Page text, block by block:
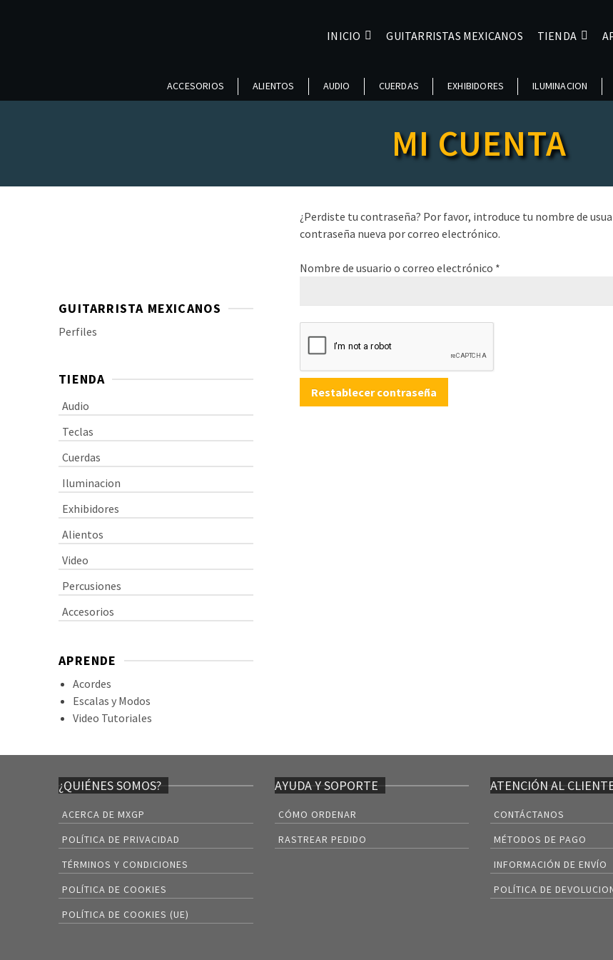
INICIO GUITARRISTAS MEXICANOS TIENDA
ACCESORIOS ALIENTOS AUDIO CUERDAS EXHIBIDORES ILUMINACION
MI CUENTA
¿Perdiste tu contraseña? Por favor, introduce tu nombre de
contraseña nueva por correo electrónico.
Nombre de usuario o correo electrónico *Obligatorio
Restablecer contraseña
GUITARRISTA MEXICANOS
Perfiles
TIENDA
Audio
Teclas
Cuerdas
Iluminacion
Exhibidores
Alientos
Video
Percusiones
Accesorios
APRENDE
Acordes
Escalas y Modos
Video Tutoriales
¿QUIÉNES SOMOS?
ACERCA DE MXGP
POLÍTICA DE PRIVACIDAD
TÉRMINOS Y CONDICIONES
POLÍTICA DE COOKIES
POLÍTICA DE COOKIES (UE)
AYUDA Y SOPORTE
CÓMO ORDENAR
RASTREAR PEDIDO
ATENCIÓN AL
CONTÁCTANOS
MÉTODOS DE PAGO
INFORMACIÓN DE ENVÍO
POLÍTICA DE